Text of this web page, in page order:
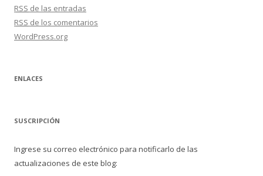
RSS de las entradas
RSS de los comentarios
WordPress.org
ENLACES
SUSCRIPCIÓN
Ingrese su correo electrónico para notificarlo de las
actualizaciones de este blog: